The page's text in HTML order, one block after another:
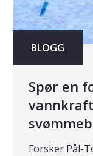
BLOGG
Spør en
Forsker Pål-